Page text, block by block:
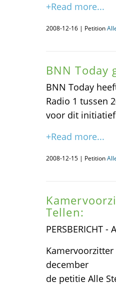
+Read more...
2008-12-16 | Petition
BNN Today
BNN Today
Radio 1 tussen
voor dit
+Read more...
2008-12-15 | Petition
Tellen:
PERSBERICHT
december
de petitie Alle